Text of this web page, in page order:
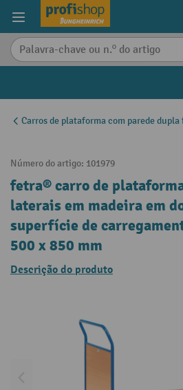
principal
Carros de plataforma com parede
Número do artigo: 101979
fetra® carro de
laterais em madeira em
superfície de
500 x 850 mm
Descrição do produto